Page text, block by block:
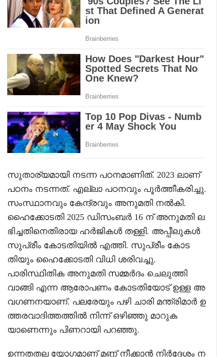
സുതാര്യമായി നടന്ന പഠനമാണിത്. 2023 ലാണ്
പഠനം നടന്നത്. എല്ലാ പഠനവും പൂർത്തീകരിച്ചു.
സംസ്ഥാനവും കേന്ദ്രവും അനുമതി നൽകി.
ഹൈക്കോടതി 2025 ഡിസംബർ 16 ന് അനുമതി ല
ഭിച്ചതിനെതിരായ ഹർജികൾ തള്ളി. അപ്പീലുകൾ
സുപ്രീം കോടതിയിൽ എത്തി. സുപ്രീം കോട
തിയും ഹൈക്കോടതി വിധി ശരിവച്ചു.
പാരിസ്ഥിതിക അനുമതി സമ്മർദം ചെലുത്തി
വാങ്ങി എന്ന ആരോപണം കോടതിയോട് ഉള്ള അ
വഗണനയാണ്. പലരേയും പഴി ചാരി മന്ത്രിമാർ ഉ
ത്തരവാദിത്തത്തിൽ നിന്ന് ഒഴിഞ്ഞു മാറുക
യാണെന്നും പിണറായി പറഞ്ഞു.
ഉന്നതതല യോഗമാണ് മണ്ണ് നീക്കാൻ നിർദേശം ന